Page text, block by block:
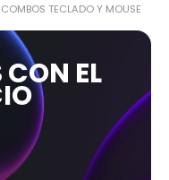
COMBOS TECLADO Y MOUSE
EL